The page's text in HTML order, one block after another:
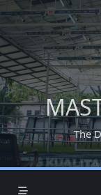
Skip
to
content
The